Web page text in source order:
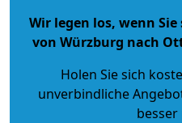
Wir legen los, wenn
von Würzburg nach
Holen Sie sich
unverbindliche
besser